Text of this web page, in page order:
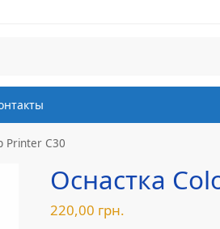
Printer C30
Оснастка
220,00 грн.